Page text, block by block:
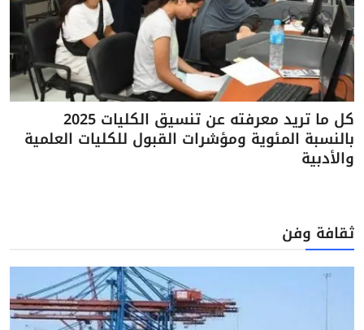
كل ما تريد معرفته عن تنسيق الكليات 2025
بالنسبة المئوية ومؤشرات القبول للكليات العلمية
والأدبية
ثقافة وفن